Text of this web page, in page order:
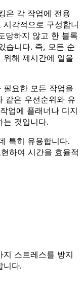
은 각 작업에 전용
각적으로 구성합니
당하지 않고 한 블록
습니다. 즉, 모든 순
위해 제시간에 일을
필요한 모든 작업을
같은 우선순위와 유
업에 플래너나 디지
는 것입니다.
특히 유용합니다.
하여 시간을 효율적
스트레스를 방지
니다.